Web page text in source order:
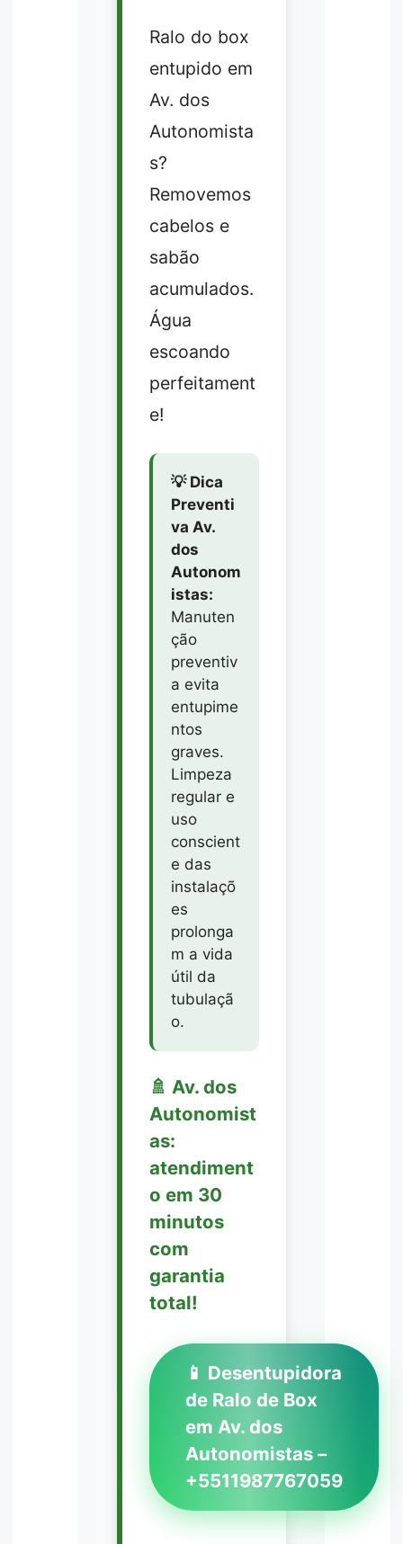
Ralo do box
entupido em
Av. dos
Autonomista
s?
Removemos
cabelos e
sabão
acumulados.
Água
escoando
perfeitament
e!
💡 Dica
Preventi
va Av.
dos
Autonom
istas:
Manuten
ção
preventiv
a evita
entupime
ntos
graves.
Limpeza
regular e
uso
conscient
e das
instalaçõ
es
prolonga
m a vida
útil da
tubulaçã
o.
🚿 Av. dos
Autonomist
as:
atendiment
o em 30
minutos
com
garantia
total!
📱 Desentupidora
de Ralo de Box
em Av. dos
Autonomistas –
+5511987767059